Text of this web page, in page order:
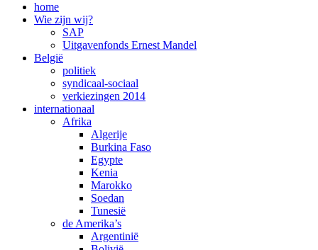
home
Wie zijn wij?
SAP
Uitgavenfonds Ernest Mandel
België
politiek
syndicaal-sociaal
verkiezingen 2014
internationaal
Afrika
Algerije
Burkina Faso
Egypte
Kenia
Marokko
Soedan
Tunesië
de Amerika’s
Argentinië